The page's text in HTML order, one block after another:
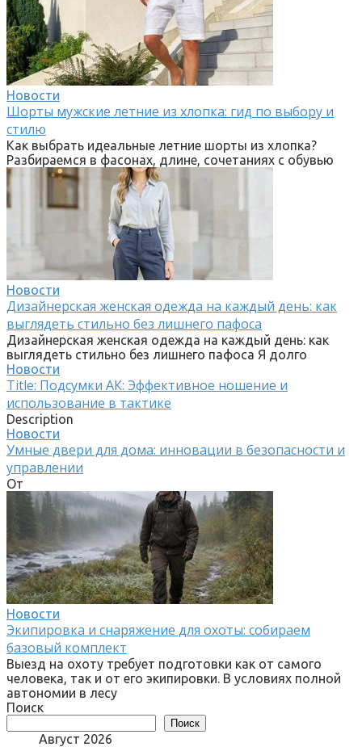
Новости
Шорты мужские летние из хлопка: гид по выбору и
стилю
Как выбрать идеальные летние шорты из хлопка?
Разбираемся в фасонах, длине, сочетаниях с обувью
Новости
Дизайнерская женская одежда на каждый день: как
выглядеть стильно без лишнего пафоса
Дизайнерская женская одежда на каждый день: как
выглядеть стильно без лишнего пафоса Я долго
Новости
Title: Подсумки АК: Эффективное ношение и
использование в тактике
Description
Новости
Умные двери для дома: инновации в безопасности и
управлении
От
Новости
Экипировка и снаряжение для охоты: собираем
базовый комплект
Выезд на охоту требует подготовки как от самого
человека, так и от его экипировки. В условиях полной
автономии в лесу
Поиск
Поиск
Август 2026